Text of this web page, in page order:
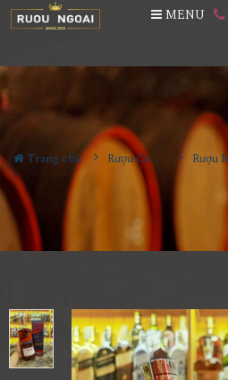
MENU
Trang chủ Rượu Cognac